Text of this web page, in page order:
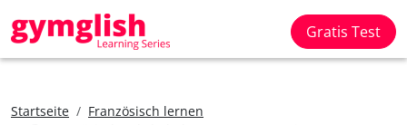
Gratis Test
Startseite
Französisch lernen